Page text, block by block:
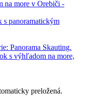
s panoramatickým
s výhľadom na more,
preložená.